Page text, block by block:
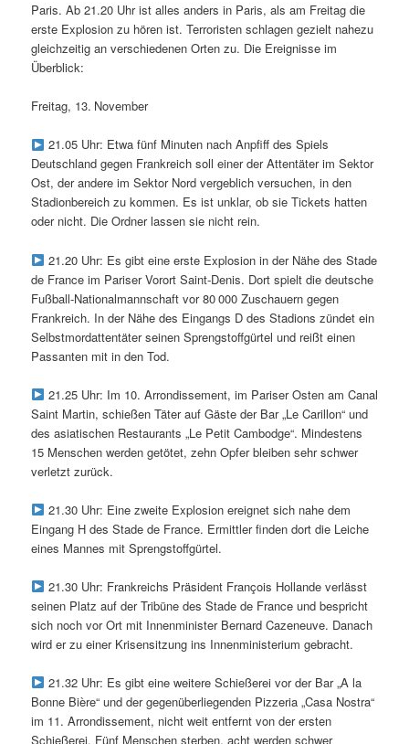
Paris. Ab 21.20 Uhr ist alles anders in Paris, als am Freitag die
erste Explosion zu hören ist. Terroristen schlagen gezielt nahezu
gleichzeitig an verschiedenen Orten zu. Die Ereignisse im
Überblick:
Freitag, 13. November
21.05 Uhr: Etwa fünf Minuten nach Anpfiff des Spiels
Deutschland gegen Frankreich soll einer der Attentäter im Sektor
Ost, der andere im Sektor Nord vergeblich versuchen, in den
Stadionbereich zu kommen. Es ist unklar, ob sie Tickets hatten
oder nicht. Die Ordner lassen sie nicht rein.
21.20 Uhr: Es gibt eine erste Explosion in der Nähe des Stade
de France im Pariser Vorort Saint-Denis. Dort spielt die deutsche
Fußball-Nationalmannschaft vor 80 000 Zuschauern gegen
Frankreich. In der Nähe des Eingangs D des Stadions zündet ein
Selbstmordattentäter seinen Sprengstoffgürtel und reißt einen
Passanten mit in den Tod.
21.25 Uhr: Im 10. Arrondissement, im Pariser Osten am Canal
Saint Martin, schießen Täter auf Gäste der Bar „Le Carillon“ und
des asiatischen Restaurants „Le Petit Cambodge“. Mindestens
15 Menschen werden getötet, zehn Opfer bleiben sehr schwer
verletzt zurück.
21.30 Uhr: Eine zweite Explosion ereignet sich nahe dem
Eingang H des Stade de France. Ermittler finden dort die Leiche
eines Mannes mit Sprengstoffgürtel.
21.30 Uhr: Frankreichs Präsident François Hollande verlässt
seinen Platz auf der Tribüne des Stade de France und bespricht
sich noch vor Ort mit Innenminister Bernard Cazeneuve. Danach
wird er zu einer Krisensitzung ins Innenministerium gebracht.
21.32 Uhr: Es gibt eine weitere Schießerei vor der Bar „A la
Bonne Bière“ und der gegenüberliegenden Pizzeria „Casa Nostra“
im 11. Arrondissement, nicht weit entfernt von der ersten
Schießerei. Fünf Menschen sterben, acht werden schwer